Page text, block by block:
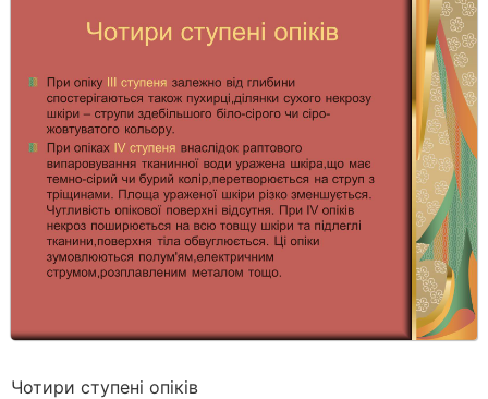
Чотири ступені опіків